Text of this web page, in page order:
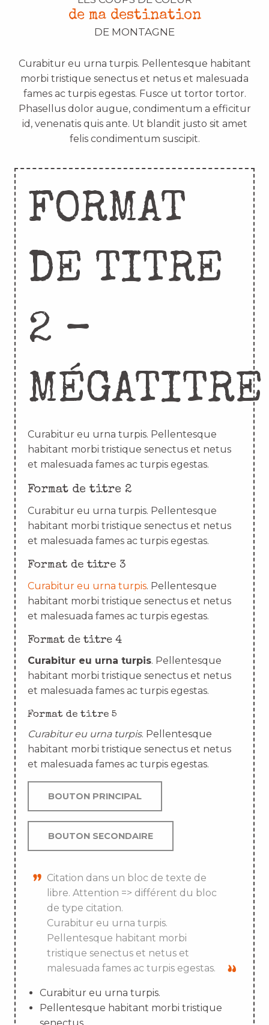
de ma destination
DE MONTAGNE
Curabitur eu urna turpis. Pellentesque habitant
morbi tristique senectus et netus et malesuada
fames ac turpis egestas. Fusce ut tortor tortor.
Phasellus dolor augue, condimentum a efficitur
id, venenatis quis ante. Ut blandit justo sit amet
felis condimentum suscipit.
FORMAT
DE TITRE
2 –
MÉGATITRE
Curabitur eu urna turpis. Pellentesque
habitant morbi tristique senectus et netus
et malesuada fames ac turpis egestas.
Format de titre 2
Curabitur eu urna turpis. Pellentesque
habitant morbi tristique senectus et netus
et malesuada fames ac turpis egestas.
Format de titre 3
Curabitur eu urna turpis. Pellentesque
habitant morbi tristique senectus et netus
et malesuada fames ac turpis egestas.
Format de titre 4
Curabitur eu urna turpis. Pellentesque
habitant morbi tristique senectus et netus
et malesuada fames ac turpis egestas.
Format de titre 5
Curabitur eu urna turpis. Pellentesque
habitant morbi tristique senectus et netus
et malesuada fames ac turpis egestas.
BOUTON PRINCIPAL
BOUTON SECONDAIRE
Citation dans un bloc de texte de
libre. Attention => différent du bloc
de type citation.
Curabitur eu urna turpis.
Pellentesque habitant morbi
tristique senectus et netus et
malesuada fames ac turpis egestas.
Curabitur eu urna turpis.
Pellentesque habitant morbi tristique